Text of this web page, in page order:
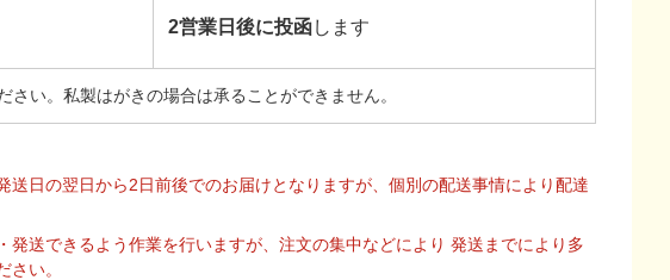
2営業日後に投函します
い。私製はがきの場合は承ることができません。
日の翌日から2日前後でのお届けとなりますが、個別の配送事情により配達
送できるよう作業を行いますが、注文の集中などにより 発送までにより多
い。